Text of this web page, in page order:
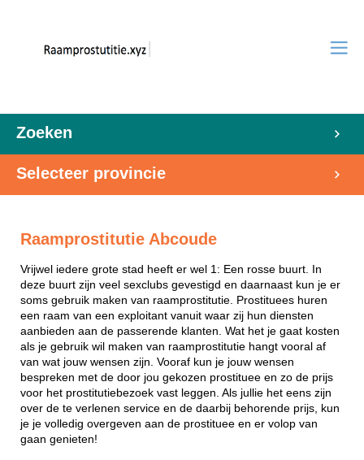
Zoeken
Selecteer provincie
Raamprostitutie Abcoude
Vrijwel iedere grote stad heeft er wel 1: Een rosse buurt. In
deze buurt zijn veel sexclubs gevestigd en daarnaast kun je er
soms gebruik maken van raamprostitutie. Prostituees huren
een raam van een exploitant vanuit waar zij hun diensten
aanbieden aan de passerende klanten. Wat het je gaat kosten
als je gebruik wil maken van raamprostitutie hangt vooral af
van wat jouw wensen zijn. Vooraf kun je jouw wensen
bespreken met de door jou gekozen prostituee en zo de prijs
voor het prostitutiebezoek vast leggen. Als jullie het eens zijn
over de te verlenen service en de daarbij behorende prijs, kun
je je volledig overgeven aan de prostituee en er volop van
gaan genieten!